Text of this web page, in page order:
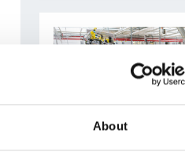
About